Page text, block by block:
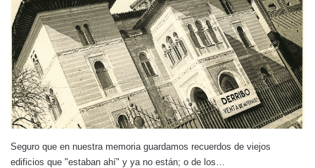
Seguro que en nuestra memoria guardamos recuerdos de viejos
edificios que "estaban ahí" y ya no están; o de los…